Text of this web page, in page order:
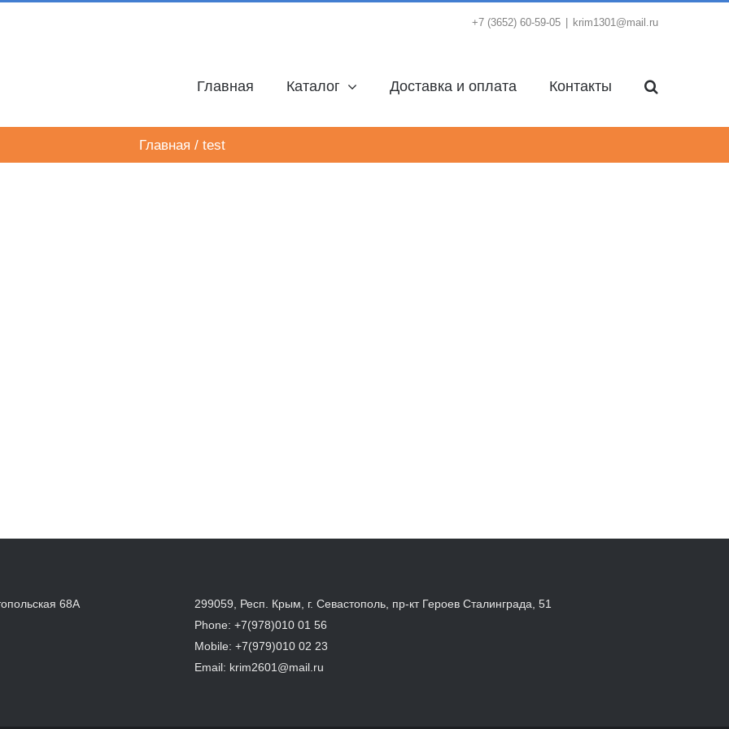
+7 (3652) 60-59-05 krim1301@mail.ru
Главная Каталог Доставка и оплата Контакты
Главная / test
68А
299059, Респ. Крым, г. Севастополь, пр-кт Героев Сталинграда, 51
Phone: +7(978)010 01 56
Mobile: +7(979)010 02 23
Email: krim2601@mail.ru